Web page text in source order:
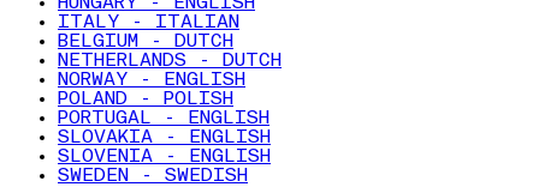
ITALY - ITALIAN
BELGIUM - DUTCH
NETHERLANDS - DUTCH
NORWAY - ENGLISH
POLAND - POLISH
PORTUGAL - ENGLISH
SLOVAKIA - ENGLISH
SLOVENIA - ENGLISH
SWEDEN - SWEDISH